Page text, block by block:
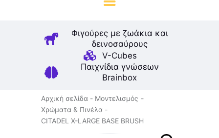
Φιγούρες με ζωάκια και
δεινοσαύρους
V-Cubes
Παιχνίδια γνώσεων
Brainbox
Παιχνίδια Ρόλων
Αρχική σελίδα
Μοντελισμός
Χρώματα & Πινέλα
CITADEL X-LARGE BASE BRUSH